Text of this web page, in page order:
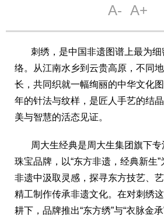
刺绣，是中国非遗图谱上最为细
络。从江南水乡到云贵高原，不同
长，共同织就一幅绚丽的中华文化
年的针法与纹样，是匠人手艺的结
美与智慧的活态见证。
周大生经典是周大生集团旗下专
珠宝品牌，以“东方非遗，经典新生
非遗中汲取灵感，探寻东方技艺、
精工制作传承非遗文化。在对刺绣
耕下，品牌推出“东方绣”与“衣脉金